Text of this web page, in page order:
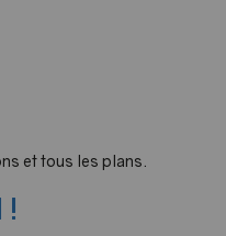
et tous les plans.
!